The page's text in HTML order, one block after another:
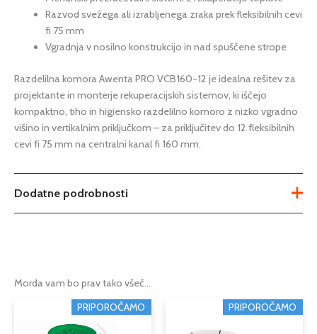
Razvod svežega ali izrabljenega zraka prek fleksibilnih cevi
fi 75 mm
Vgradnja v nosilno konstrukcijo in nad spuščene strope
Razdelilna komora Awenta PRO VCB160-12 je idealna rešitev za
projektante in monterje rekuperacijskih sistemov, ki iščejo
kompaktno, tiho in higiensko razdelilno komoro z nizko vgradno
višino in vertikalnim priključkom – za priključitev do 12 fleksibilnih
cevi fi 75 mm na centralni kanal fi 160 mm.
Dodatne podrobnosti
Podkategorija2
Morda vam bo prav tako všeč…
PRIPOROČAMO
Cenovni
Ta
PRIPOROČAMO